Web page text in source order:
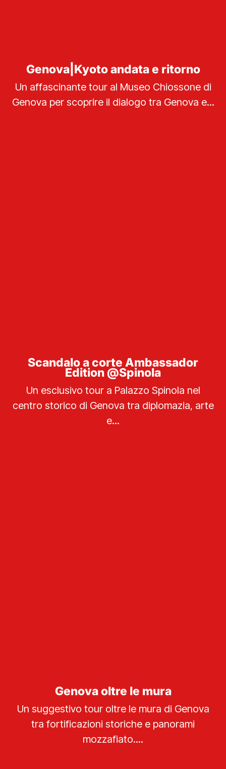
Genova|Kyoto andata e ritorno
Un affascinante tour al Museo Chiossone di
Genova per scoprire il dialogo tra Genova e...
Scandalo a corte Ambassador
Edition @Spinola
Un esclusivo tour a Palazzo Spinola nel
centro storico di Genova tra diplomazia, arte
e...
Genova oltre le mura
Un suggestivo tour oltre le mura di Genova
tra fortificazioni storiche e panorami
mozzafiato....